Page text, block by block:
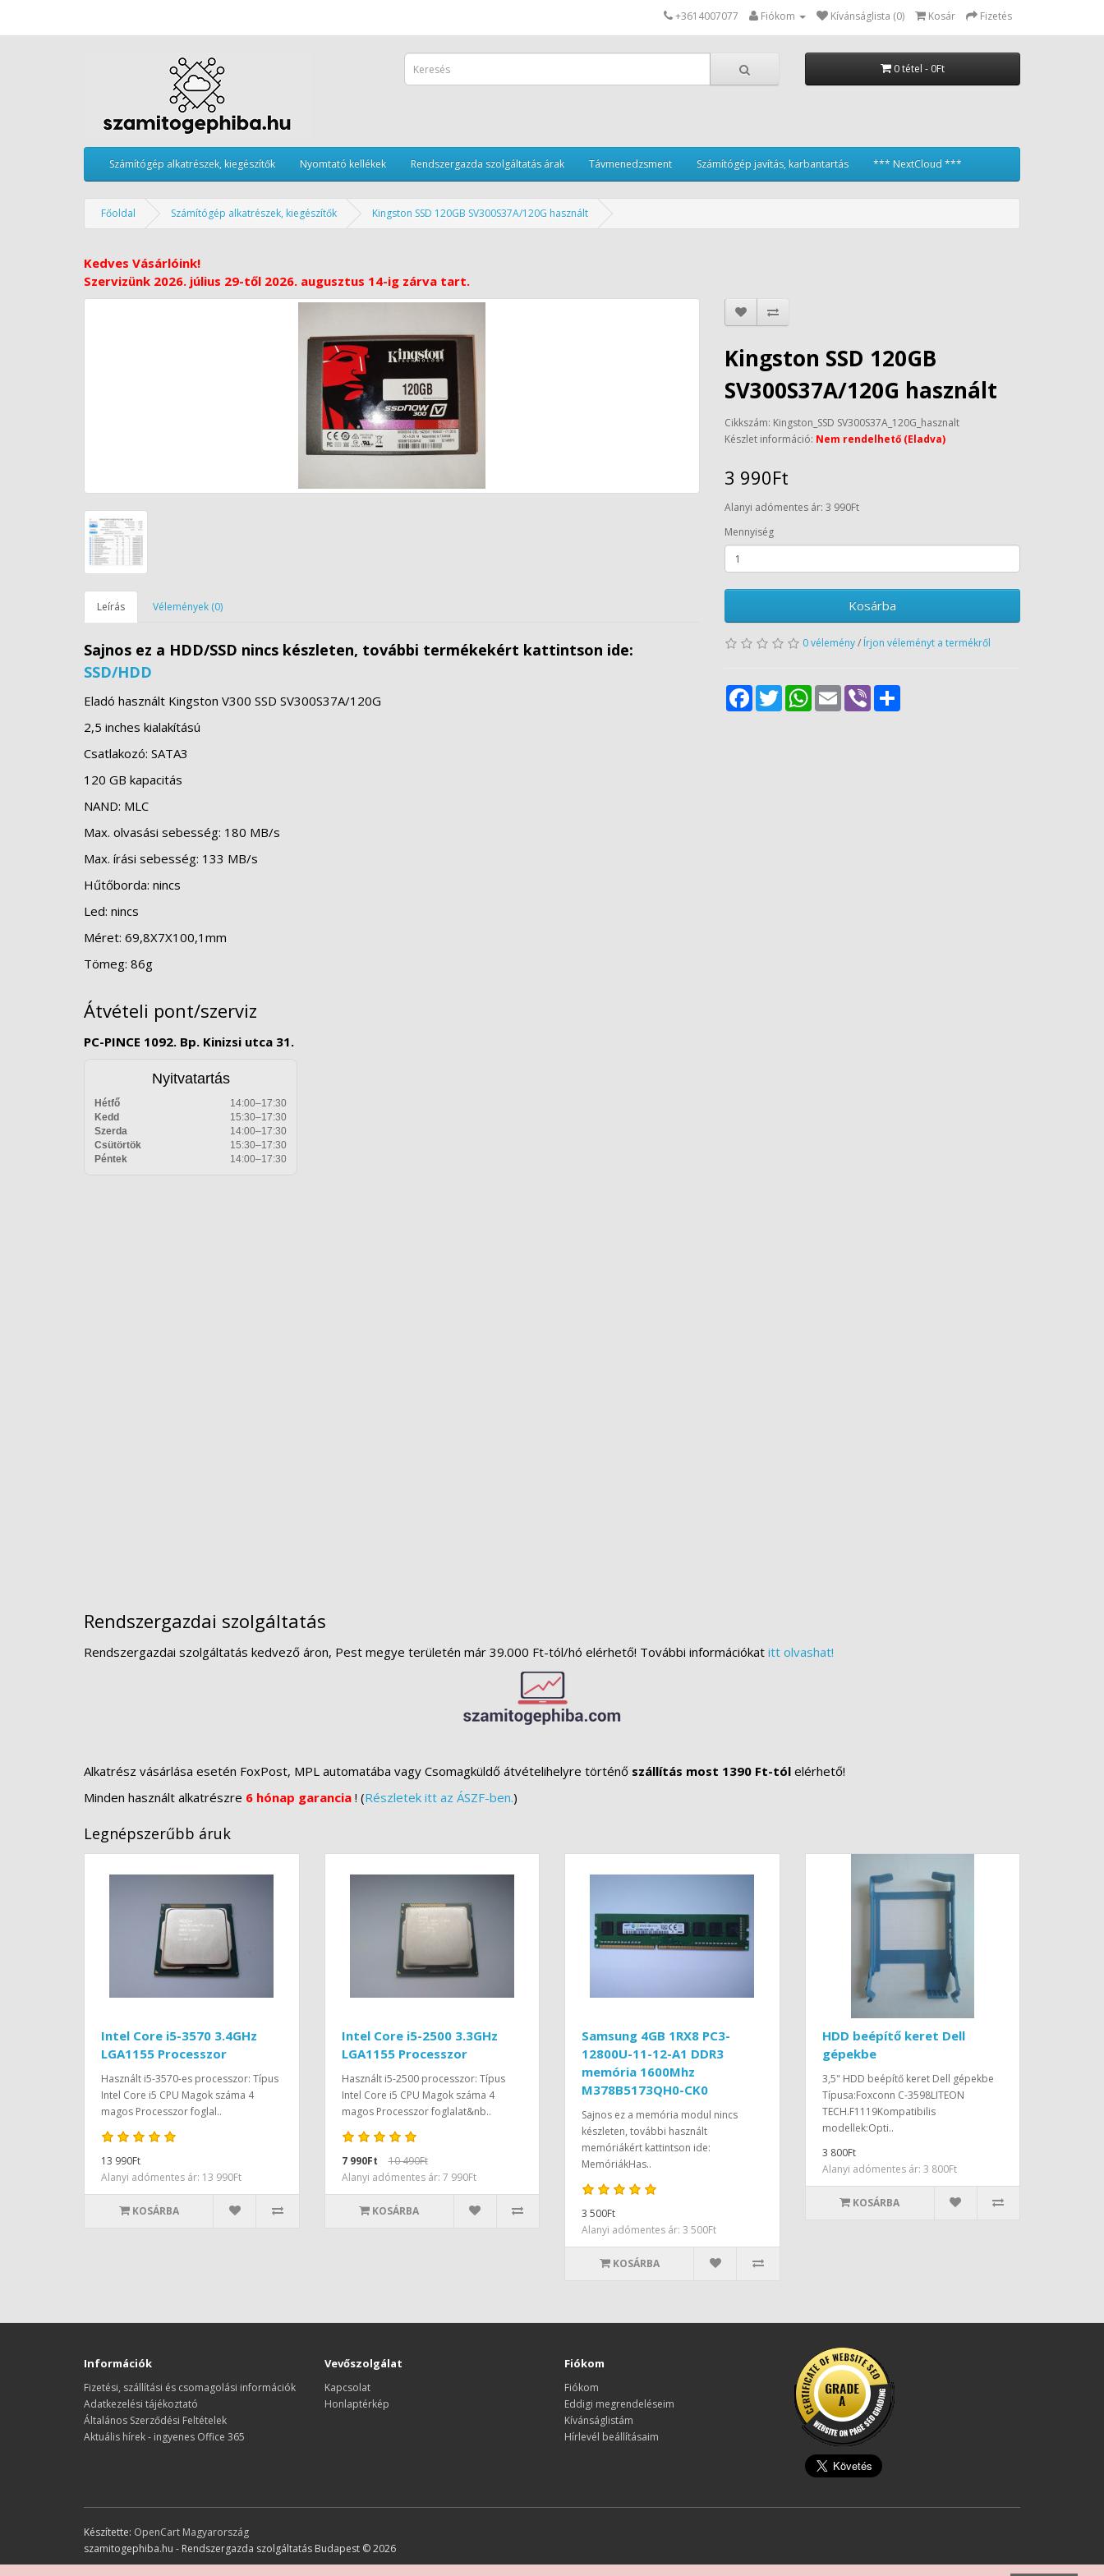
+3614007077 Fiókom Kívánságlista (0) Kosár Fizetés
0 tétel - 0Ft
Számítógép alkatrészek, kiegészítők Nyomtató kellékek Rendszergazda szolgáltatás árak Távmenedzsment Számítógép javítás, karbantartás *** NextCloud ***
Főoldal Számítógép alkatrészek, kiegészítők Kingston SSD 120GB SV300S37A/120G használt
Kedves Vásárlóink!
Szervizünk 2026. július 29-től 2026. augusztus 14-ig zárva tart.
Leírás Vélemények (0)
Sajnos ez a HDD/SSD nincs készleten, további termékekért kattintson ide:
SSD/HDD
Eladó használt Kingston V300 SSD SV300S37A/120G
2,5 inches kialakítású
Csatlakozó: SATA3
120 GB kapacitás
NAND: MLC
Max. olvasási sebesség: 180 MB/s
Max. írási sebesség: 133 MB/s
Hűtőborda: nincs
Led: nincs
Méret: 69,8X7X100,1mm
Tömeg: 86g
Kingston SSD 120GB
SV300S37A/120G használt
Cikkszám: Kingston_SSD SV300S37A_120G_hasznalt
Készlet információ: Nem rendelhető (Eladva)
3 990Ft
Alanyi adómentes ár: 3 990Ft
Mennyiség
Kosárba
0 vélemény/ Írjon véleményt a termékről
FacebookTwitter WhatsApp
Email Viber
Átvételi pont/szerviz
PC-PINCE 1092. Bp. Kinizsi utca 31.
Nyitvatartás
Hétfő
14:00–17:30
Kedd
15:30–17:30
Szerda
14:00–17:30
Csütörtök
15:30–17:30
Péntek
14:00–17:30
Rendszergazdai szolgáltatás
Rendszergazdai szolgáltatás kedvező áron, Pest megye területén már 39.000 Ft-tól/hó elérhető! További információkat itt olvashat!
Alkatrész vásárlása esetén FoxPost, MPL automatába vagy Csomagküldő átvételihelyre történő szállítás most 1390 Ft-tól elérhető!
Minden használt alkatrészre 6 hónap garancia ! (Részletek itt az ÁSZF-ben.)
Legnépszerűbb áruk
Intel Core i5-3570 3.4GHz
LGA1155 Processzor
Használt i5-3570-es processzor: Típus
Intel Core i5 CPU Magok száma 4
magos Processzor foglal..
13 990Ft
Alanyi adómentes ár: 13 990Ft
KOSÁRBA
Intel Core i5-2500 3.3GHz
LGA1155 Processzor
Használt i5-2500 processzor: Típus
Intel Core i5 CPU Magok száma 4
magos Processzor foglalat&nb..
7 990Ft
10 490Ft
Alanyi adómentes ár: 7 990Ft
KOSÁRBA
Samsung 4GB 1RX8 PC3-
12800U-11-12-A1 DDR3
memória 1600Mhz
M378B5173QH0-CK0
Sajnos ez a memória modul nincs
készleten, további használt
memóriákért kattintson ide:
MemóriákHas..
3 500Ft
Alanyi adómentes ár: 3 500Ft
KOSÁRBA
HDD beépítő keret Dell
gépekbe
3,5" HDD beépítő keret Dell gépekbe
Típusa:Foxconn C-3598LITEON
TECH.F1119Kompatibilis
modellek:Opti..
3 800Ft
Alanyi adómentes ár: 3 800Ft
KOSÁRBA
Információk
Fizetési, szállítási és csomagolási információk
Adatkezelési tájékoztató
Általános Szerződési Feltételek
Aktuális hírek - ingyenes Office 365
Vevőszolgálat
Kapcsolat
Honlaptérkép
Fiókom
Fiókom
Eddigi megrendeléseim
Kívánságlistám
Hírlevél beállításaim
Készítette: OpenCart Magyarország
szamitogephiba.hu - Rendszergazda szolgáltatás Budapest © 2026